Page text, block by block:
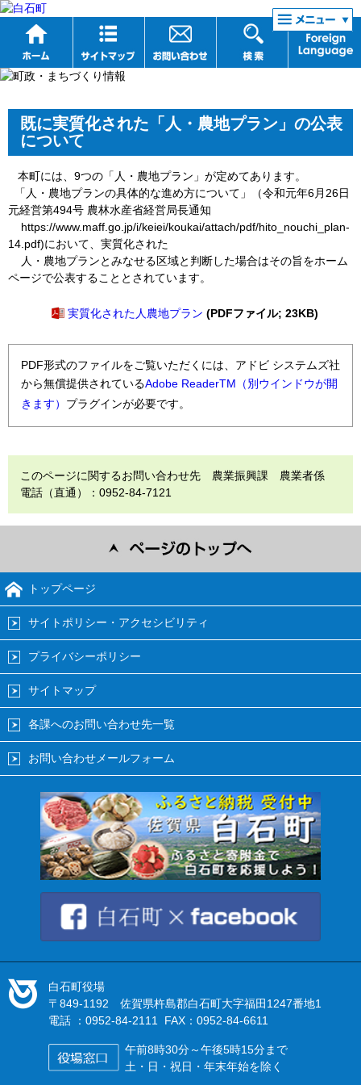
リンク集
既に実質化された「人・農地プラン」の公表
について
本町には、9つの「人・農地プラン」が定めてあります。
「人・農地プランの具体的な進め方について」（令和元年6月26日
元経営第494号 農林水産省経営局長通知
https://www.maff.go.jp/i/keiei/koukai/attach/pdf/hito_nouchi_plan-
14.pdf)において、実質化された
人・農地プランとみなせる区域と判断した場合はその旨をホーム
ページで公表することとされています。
実質化された人農地プラン (PDFファイル; 23KB)
PDF形式のファイルをご覧いただくには、アドビ システムズ社
から無償提供されているAdobe ReaderTM（別ウインドウが開
きます） プラグインが必要です。
このページに関するお問い合わせ先 農業振興課 農業者係
電話（直通）：0952-84-7121
トップページ
サイトポリシー・アクセシビリティ
プライバシーポリシー
サイトマップ
各課へのお問い合わせ先一覧
お問い合わせメールフォーム
白石町役場
〒849-1192 佐賀県杵島郡白石町大字福田1247番地1
電話 ：0952-84-2111 FAX：0952-84-6611
午前8時30分～午後5時15分まで
土・日・祝日・年末年始を除く